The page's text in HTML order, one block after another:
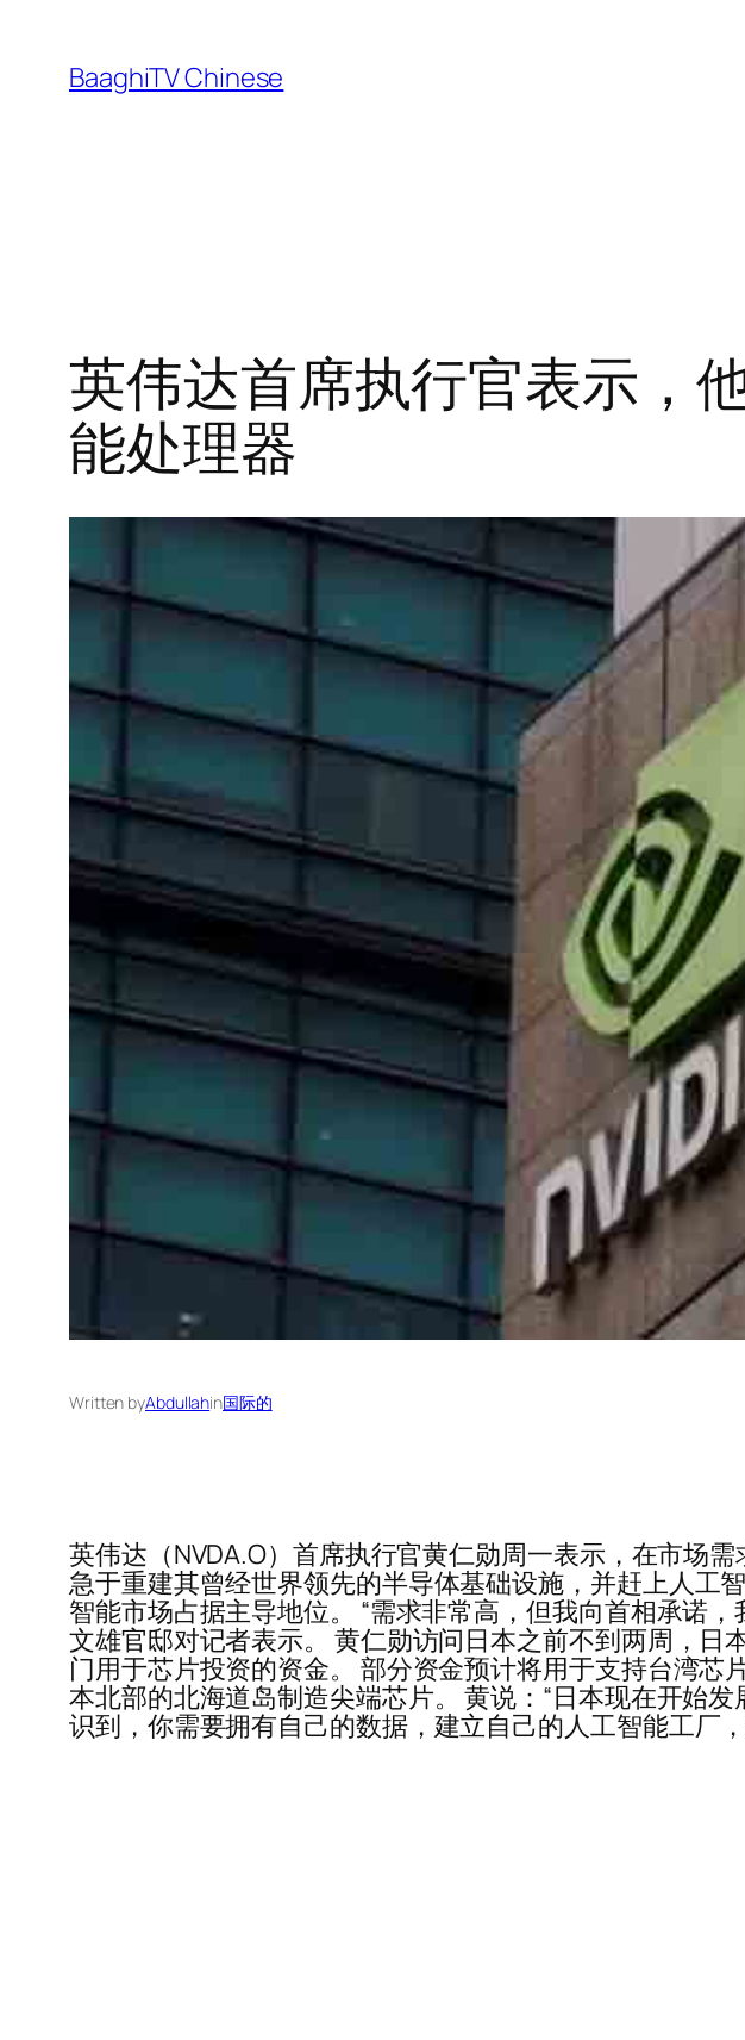
content
BaaghiTV Chinese
英伟达首席执行官表示，
能处理器
Written byAbdullahin国际的
英伟达（NVDA.O）首席执行官黄仁勋周一表示，在市场
急于重建其曾经世界领先的半导体基础设施，并赶上人工
智能市场占据主导地位。 “需求非常高，但我向首相承诺
文雄官邸对记者表示。 黄仁勋访问日本之前不到两周，日
门用于芯片投资的资金。 部分资金预计将用于支持台湾
本北部的北海道岛制造尖端芯片。 黄说：“日本现在开始
识到，你需要拥有自己的数据，建立自己的人工智能工厂